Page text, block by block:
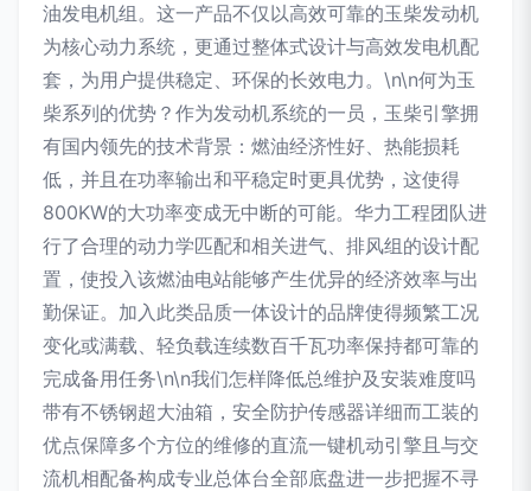
油发电机组。这一产品不仅以高效可靠的玉柴发动机
为核心动力系统，更通过整体式设计与高效发电机配
套，为用户提供稳定、环保的长效电力。\n\n何为玉
柴系列的优势？作为发动机系统的一员，玉柴引擎拥
有国内领先的技术背景：燃油经济性好、热能损耗
低，并且在功率输出和平稳定时更具优势，这使得
800KW的大功率变成无中断的可能。华力工程团队进
行了合理的动力学匹配和相关进气、排风组的设计配
置，使投入该燃油电站能够产生优异的经济效率与出
勤保证。加入此类品质一体设计的品牌使得频繁工况
变化或满载、轻负载连续数百千瓦功率保持都可靠的
完成备用任务\n\n我们怎样降低总维护及安装难度吗
带有不锈钢超大油箱，安全防护传感器详细而工装的
优点保障多个方位的维修的直流一键机动引擎且与交
流机相配备构成专业总体台全部底盘进一步把握不寻